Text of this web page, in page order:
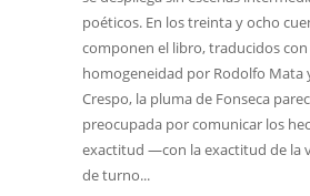
poéticos. En los treinta y ocho
componen el libro, traducidos con
homogeneidad por Rodolfo Mata
Crespo, la pluma de Fonseca
preocupada por comunicar los
exactitud —con la exactitud de la
de turno...